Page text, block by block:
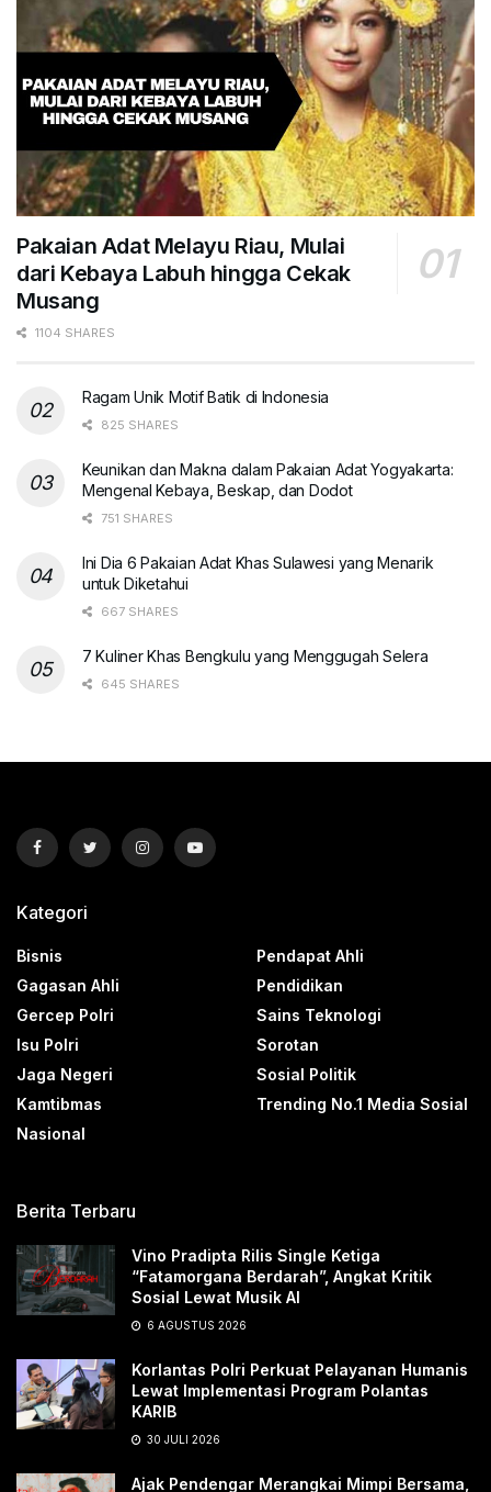
Pakaian Adat Melayu Riau, Mulai
dari Kebaya Labuh hingga Cekak
Musang
1104 SHARES
Ragam Unik Motif Batik di Indonesia
825 SHARES
Keunikan dan Makna dalam Pakaian Adat Yogyakarta:
Mengenal Kebaya, Beskap, dan Dodot
751 SHARES
Ini Dia 6 Pakaian Adat Khas Sulawesi yang Menarik
untuk Diketahui
667 SHARES
7 Kuliner Khas Bengkulu yang Menggugah Selera
645 SHARES
Kategori
Bisnis
Gagasan Ahli
Gercep Polri
Isu Polri
Jaga Negeri
Kamtibmas
Nasional
Pendapat Ahli
Pendidikan
Sains Teknologi
Sorotan
Sosial Politik
Trending No.1 Media Sosial
Berita Terbaru
Vino Pradipta Rilis Single Ketiga
“Fatamorgana Berdarah”, Angkat Kritik
Sosial Lewat Musik AI
6 AGUSTUS 2026
Korlantas Polri Perkuat Pelayanan Humanis
Lewat Implementasi Program Polantas
KARIB
30 JULI 2026
Ajak Pendengar Merangkai Mimpi Bersama,